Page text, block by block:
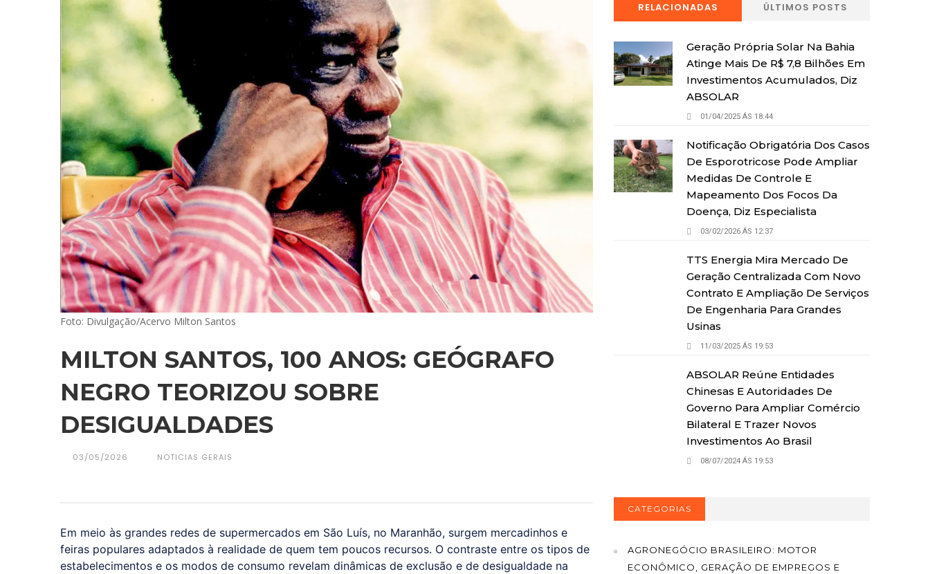
Foto: Divulgação/Acervo Milton Santos
MILTON SANTOS, 100 ANOS: GEÓGRAFO
NEGRO TEORIZOU SOBRE
DESIGUALDADES
03/05/2026 NOTICIAS GERAIS
Em meio às grandes redes de supermercados em São Luís, no Maranhão, surgem mercadinhos e
feiras populares adaptados à realidade de quem tem poucos recursos. O contraste entre os tipos de
estabelecimentos e os modos de consumo revelam dinâmicas de exclusão e de desigualdade na
RELACIONADAS ÚLTIMOS POSTS
Geração Própria Solar Na Bahia
Atinge Mais De R$ 7,8 Bilhões Em
Investimentos Acumulados, Diz
ABSOLAR
01/04/2025 ÁS 18:44
Notificação Obrigatória Dos Casos
De Esporotricose Pode Ampliar
Medidas De Controle E
Mapeamento Dos Focos Da
Doença, Diz Especialista
03/02/2026 ÁS 12:37
TTS Energia Mira Mercado De
Geração Centralizada Com Novo
Contrato E Ampliação De Serviços
De Engenharia Para Grandes
Usinas
11/03/2025 ÁS 19:53
ABSOLAR Reúne Entidades
Chinesas E Autoridades De
Governo Para Ampliar Comércio
Bilateral E Trazer Novos
Investimentos Ao Brasil
08/07/2024 ÁS 19:53
CATEGORIAS
AGRONEGÓCIO BRASILEIRO: MOTOR
ECONÔMICO, GERAÇÃO DE EMPREGOS E